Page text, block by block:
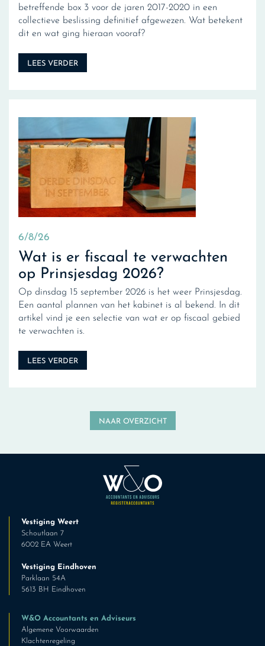
betreffende box 3 voor de jaren 2017-2020 in een
collectieve beslissing definitief afgewezen. Wat betekent
dit en wat ging hieraan vooraf?
LEES VERDER
6/8/26
Wat is er fiscaal te verwachten
op Prinsjesdag 2026?
Op dinsdag 15 september 2026 is het weer Prinsjesdag.
Een aantal plannen van het kabinet is al bekend. In dit
artikel vind je een selectie van wat er op fiscaal gebied
te verwachten is.
LEES VERDER
NAAR OVERZICHT
Vestiging Weert
Schoutlaan 7
6002 EA Weert
Vestiging Eindhoven
Parklaan 54A
5613 BH Eindhoven
W&O Accountants en Adviseurs
Algemene Voorwaarden
Klachtenregeling